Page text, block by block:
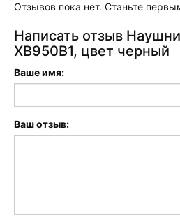
Отзывов пока нет. Станьте
Написать отзыв
XB950B1, цвет черный
Ваше имя:
Ваш отзыв: